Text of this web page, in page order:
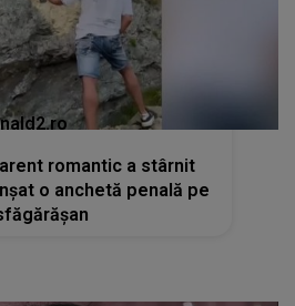
romantic a stârnit
o anchetă penală pe